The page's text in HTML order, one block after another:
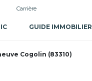
Carrière
GUIDE IMMOBILIER
Cogolin (83310)